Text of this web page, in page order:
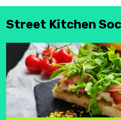
Street Kitchen